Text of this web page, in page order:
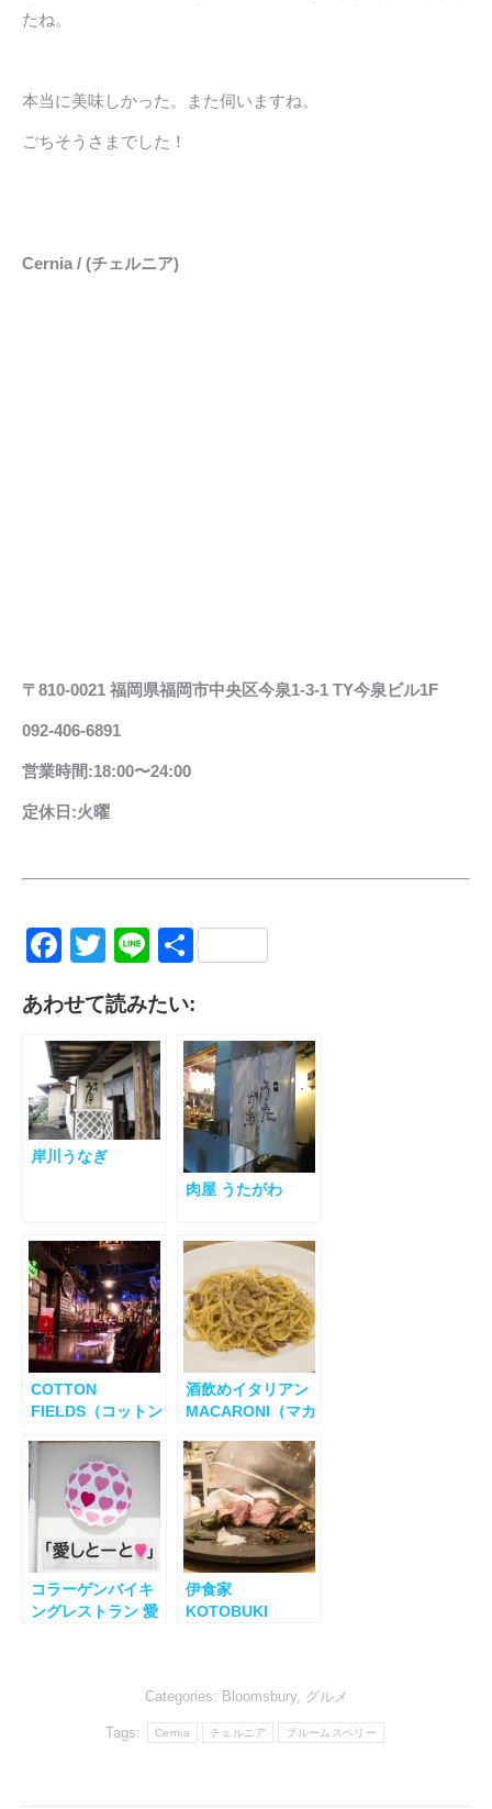
たね。
本当に美味しかった。また伺いますね。
ごちそうさまでした！
Cernia / (チェルニア)
〒810-0021 福岡県福岡市中央区今泉1-3-1 TY今泉ビル1F
092-406-6891
営業時間:18:00〜24:00
定休日:火曜
Facebook
Twitter
Line共
あわせて読みたい:
岸川うなぎ
肉屋 うたがわ
COTTON
FIELDS（コットン
酒飲めイタリアン
MACARONI（マカ
コラーゲンバイキ
ングレストラン 愛
伊食家
KOTOBUKI
Categories: Bloomsbury, グルメ
Tags: Cernia チェルニア ブルームスベリー